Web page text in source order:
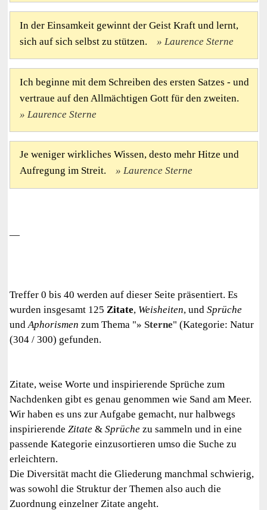
In der Einsamkeit gewinnt der Geist Kraft und lernt,
sich auf sich selbst zu stützen.
Laurence Sterne
Ich beginne mit dem Schreiben des ersten Satzes - und
vertraue auf den Allmächtigen Gott für den zweiten.
Laurence Sterne
Je weniger wirkliches Wissen, desto mehr Hitze und
Aufregung im Streit.
Laurence Sterne
—
Treffer 0 bis 40 werden auf dieser Seite präsentiert. Es
wurden insgesamt 125Zitate, Weisheiten, undSprüche
undAphorismen zum Thema " Sterne" (Kategorie: Natur
(304 / 300) gefunden.
Zitate, weise Worte und inspirierende Sprüche zum
Nachdenken gibt es genau genommen wie Sand am Meer.
Wir haben es uns zur Aufgabe gemacht, nur halbwegs
inspirierendeZitate &Sprüche zu sammeln und in eine
passende Kategorie einzusortieren umso die Suche zu
erleichtern.
Die Diversität macht die Gliederung manchmal schwierig,
was sowohl die Struktur der Themen also auch die
Zuordnung einzelner Zitate angeht.